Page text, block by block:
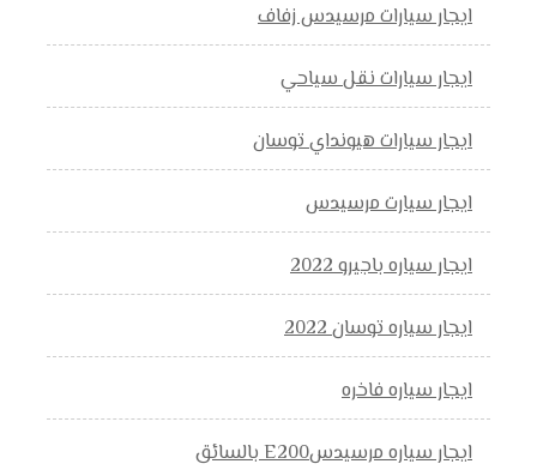
ايجار سيارات مرسيدس زفاف
ايجار سيارات نقل سياحي
ايجار سيارات هيونداي توسان
ايجار سيارت مرسيدس
ايجار سياره باجيرو 2022
ايجار سياره توسان 2022
ايجار سياره فاخره
ايجار سياره مرسيدسE200 بالسائق